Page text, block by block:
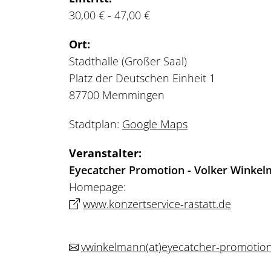
30,00 € - 47,00 €
Ort:
Stadthalle (Großer Saal)
Platz der Deutschen Einheit 1
87700 Memmingen
Stadtplan: Google Maps
Veranstalter:
Eyecatcher Promotion - Volker
Homepage:
www.konzertservice-rastatt.de
vwinkelmann(at)eyecatcher-